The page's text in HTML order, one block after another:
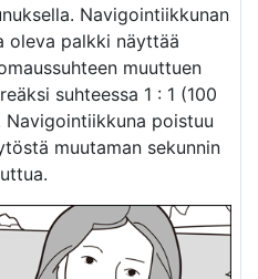
Navigointiikkunan
oleva palkki näyttää
muuttuen
suhteessa 1 : 1 (100
Navigointiikkuna poistuu
muutaman sekunnin